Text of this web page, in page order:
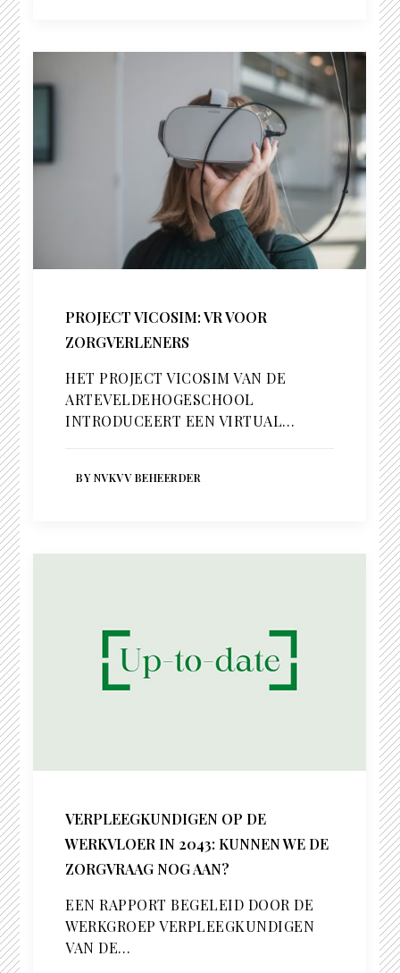
PROJECT VICOSIM: VR VOOR
ZORGVERLENERS
HET PROJECT VICOSIM VAN DE
ARTEVELDEHOGESCHOOL
INTRODUCEERT EEN VIRTUAL…
BY NVKVV BEHEERDER
VERPLEEGKUNDIGEN OP DE
WERKVLOER IN 2043: KUNNEN WE DE
ZORGVRAAG NOG AAN?
EEN RAPPORT BEGELEID DOOR DE
WERKGROEP VERPLEEGKUNDIGEN
VAN DE…